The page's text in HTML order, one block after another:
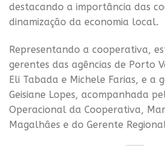
destacando a importância das
dinamização da economia local.
Representando a cooperativa,
gerentes das agências de Porto
Eli Tabada e Michele Farias, e a
Geisiane Lopes, acompanhada
Operacional da Cooperativa,
Magalhães e do Gerente